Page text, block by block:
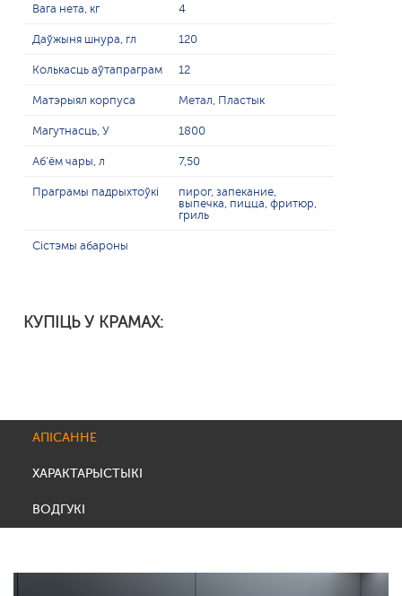
Вага нета, кг 4
Даўжыня шнура, гл 120
Колькасць аўтапраграм 12
Матэрыял корпуса Метал, Пластык
Магутнасць, У 1800
Аб'ём чары, л 7,50
Праграмы падрыхтоўкі
пирог, запекание,
выпечка, пицца, фритюр,
гриль
Сістэмы абароны
КУПІЦЬ У КРАМАХ:
АПІСАННЕ
ХАРАКТАРЫСТЫКІ
ВОДГУКІ